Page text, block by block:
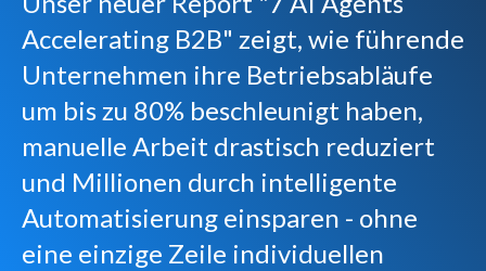
Accelerating B2B" zeigt, wie führende
Unternehmen ihre Betriebsabläufe
um bis zu 80% beschleunigt haben,
manuelle Arbeit drastisch reduziert
und Millionen durch intelligente
Automatisierung einsparen - ohne
eine einzige Zeile individuellen